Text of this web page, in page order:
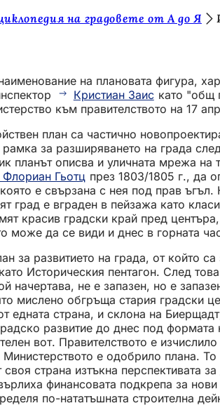
на градовете от А до Я
на плановата фигура,
Кристиан Заис като "общ
към правителството на 17
план са частично
за разширяването на града
планът описва и уличната мрежа
Гьотц през 1803/1805 г., да
е свързана с нея под прав ъгъл.
град е вграден в пейзажа като
красив градски край пред
може да се види и днес в горната
за развитието на града, от
Историческия пентагон. След
начертава, не е запазен, но е
мислено обгръща стария
страна, и склона на
развитие до днес под формата
вот. Правителството е
е одобрило плана.
страна изтъкна перспективата
финансовата подкрепа за
по-нататъшната строителна